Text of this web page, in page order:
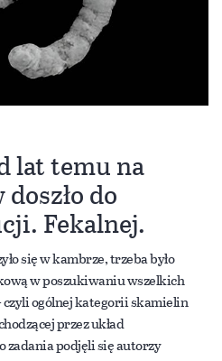
lat temu na
do
Fekalnej.
się w kambrze, trzeba było
w poszukiwaniu wszelkich
ogólnej kategorii skamielin
przez układ
zadania podjęli się autorzy